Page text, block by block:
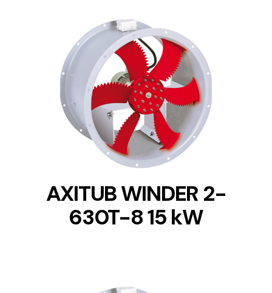
DETAILS
AXITUB WINDER 2-
630T-8 15 kW